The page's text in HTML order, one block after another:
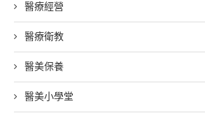
醫療經營
醫療衛教
醫美保養
醫美小學堂